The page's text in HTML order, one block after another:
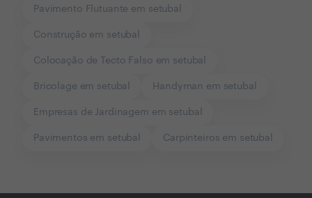
Pavimento Flutuante em setubal
Construção em setubal
Colocação de Tecto Falso em setubal
Bricolage em setubal Handyman em setubal
Empresas de Jardinagem em setubal
Pavimentos em setubal Carpinteiros em setubal